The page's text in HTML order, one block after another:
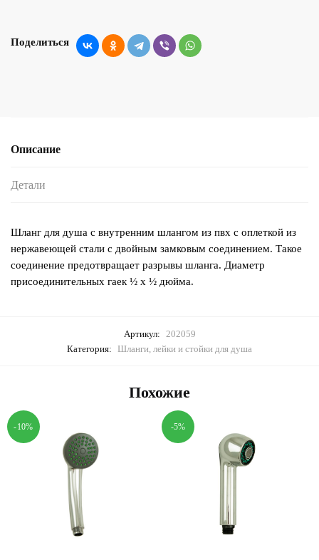
Поделиться
Описание
Детали
Шланг для душа с внутренним шлангом из пвх с оплеткой из
нержавеющей стали с двойным замковым соединением. Такое
соединение предотвращает разрывы шланга. Диаметр
присоединительных гаек ½ х ½ дюйма.
Артикул:
202059
Категория: Шланги, лейки и стойки для душа
Похожие
-10% -5%